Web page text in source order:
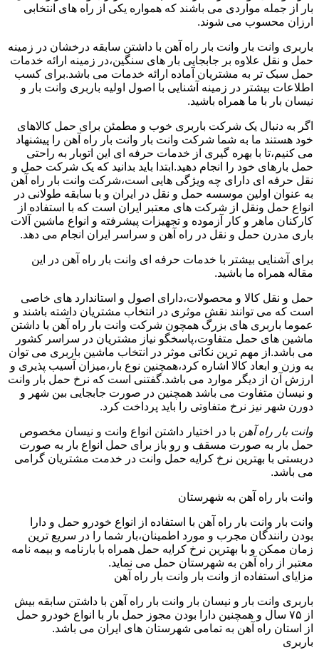
بار از جمله مواردی می باشند که همواره یکی از راه های انتخابی
ارزان محسوب می شوند.
باربری وانت بار وانت بار راه آهن با داشتن سابقه درخشان در زمینه
حمل و نقل علاوه بر جابجایی بار های سنگین،در زمینه ارائه خدمات
حمل سبک تر به مشتریان آماده ارائه خدمات می باشد.برای کسب
اطلاعات بیشتر در زمینه آشنایی با اصول اولیه باربری وانت بار و
نیسان بار با ما همراه باشید.
اگر به دنبال یک شرکت باربری خوب و مطمئن برای حمل کالاهای
خود هستند ما به شما شرکت وانت بار وانت بار راه آهن را پیشنهاد
می کنیم،تا با بهره گیری از خدمات حرفه ای این اتوبار به راحتی
حمل بارهای خود را انجام دهید.ابتدا باید بدانید که یک شرکت حمل و
نقل حرفه ای دارای چه ویژگی هایی است،شرکت وانت بار راه آهن
به عنوان اولین موسسه حمل و نقل در ایران و با سابقه طولانی در
انواع حمل ونقل از شرکت های معتبر ایران است که با استفاده از
کارکنان ماهر و کار آزموده و تجهیزات پیشرفته و انواع ماشین آلات
باری مدرن حمل و نقل در راه آهن و سراسر ایران انجام می دهد.
برای آشنایی بیشتر با خدمات حرفه ای وانت بار راه آهن در این
مقاله همراه ما باشید.
حمل و نقل کالا و محصولات،دارای اصول و استاندارد های خاصی
است که می توانند نقش موثری در انتخاب مشتریان داشته باشند و
عموما باربری های بزرگ همچون شرکت وانت بار راه آهن با داشتن
ماشین های حمل متفاوت،پاسخگو نیاز مشتریان در سراسر کشور
می باشد.از مهم ترین نکاتی موثر در انتخاب ماشین باربری می توان
به وزن و ابعاد کالا اشاره کرد،همچنین نوع بار،میزان آسیب پذیری و
ارزش آن از دیگر موارد می باشد.گفتنی است که نرخ حمل بار وانت
و نیسان متفاوت می باشد همچنین در صورت جابجایی بین شهر و
دورن شهر نیز نرخ متفاوتی را باید پرداخت کرد.
وانت بار راه آهن با در اختیار داشتن انواع وانت و نیسان مخصوص
حمل بار به صورت مسقف و رو باز برای حمل انواع بار به صورت
دربستی با بهترین نرخ کرایه حمل وانت در خدمت مشتریان گرامی
می باشد.
وانت بار راه آهن به شهرستان
وانت بار وانت بار راه آهن با استفاده از انواع خودرو حمل و دارا
بودن رانندگان مجرب و مورد اطمینان،بار شما را در سریع ترین
زمان ممکن و با بهترین نرخ کرایه حمل همراه با بارنامه و بیمه نامه
معتبر از راه آهن به شهرستان حمل می نماید.
مزایای استفاده از وانت بار وانت بار راه آهن
باربری وانت بار و نیسان بار وانت بار راه آهن با داشتن سابقه بیش
از ۷۵ سال و همچنین دارا بودن مجوز حمل بار با انواع خودرو حمل
از استان راه آهن به تمامی شهرستان های ایران می باشد.
باربری